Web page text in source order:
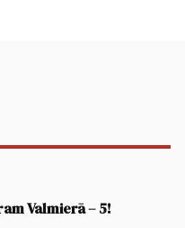
Valmierā – 5!